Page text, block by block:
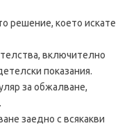
решение, което искате
включително
показания.
за обжалване,
заедно с всякакви